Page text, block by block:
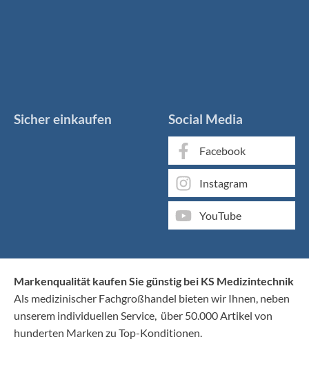
Sicher einkaufen Social Media
Facebook
Instagram
YouTube
Markenqualität kaufen Sie günstig bei KS Medizintechnik
Als medizinischer Fachgroßhandel bieten wir Ihnen, neben
unserem individuellen Service, über 50.000 Artikel von
hunderten Marken zu Top-Konditionen.